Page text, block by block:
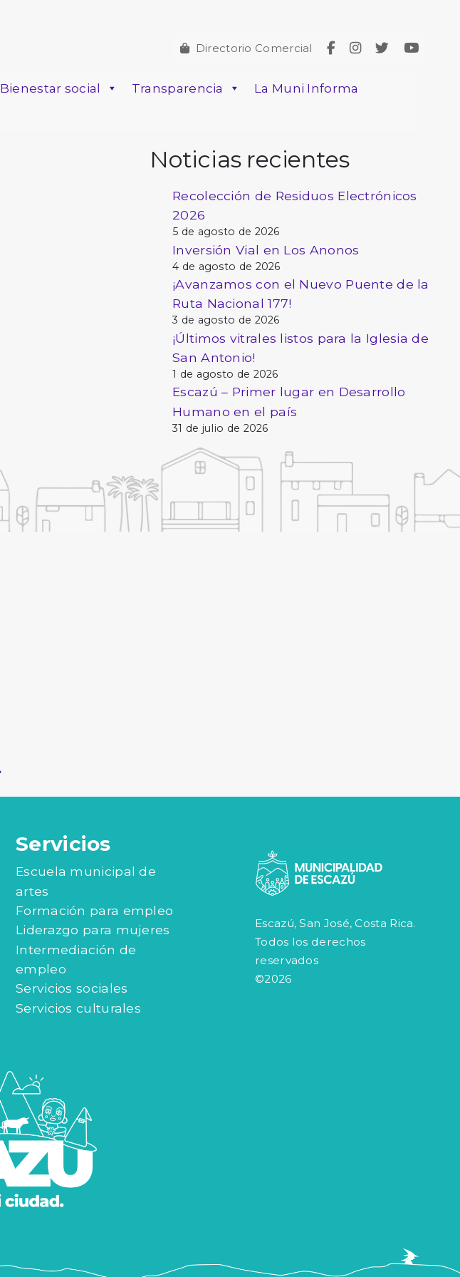
Directorio Comercial
Bienestar social Transparencia
La Muni Informa
Noticias recientes
Recolección de Residuos Electrónicos
2026
5 de agosto de 2026
Inversión Vial en Los Anonos
4 de agosto de 2026
¡Avanzamos con el Nuevo Puente de la
Ruta Nacional 177!
3 de agosto de 2026
¡Últimos vitrales listos para la Iglesia de
San Antonio!
1 de agosto de 2026
Escazú – Primer lugar en Desarrollo
Humano en el país
31 de julio de 2026
Servicios
Escuela municipal de
artes
Formación para empleo
Liderazgo para mujeres
Intermediación de
empleo
Servicios sociales
Servicios culturales
Escazú, San José, Costa Rica.
Todos los derechos
reservados
©2026